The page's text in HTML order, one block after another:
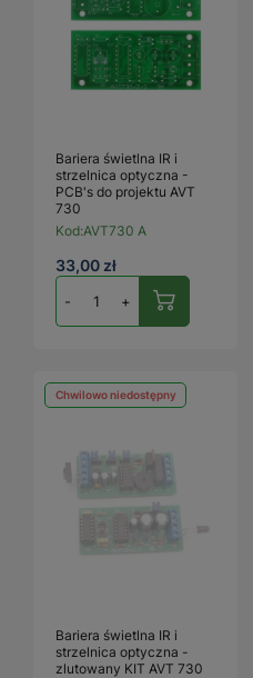
Bariera świetlna IR i
strzelnica optyczna -
PCB's do projektu AVT
730
Kod:AVT730 A
33,00 zł
- +
Chwilowo niedostępny
Bariera świetlna IR i
strzelnica optyczna -
zlutowany KIT AVT 730